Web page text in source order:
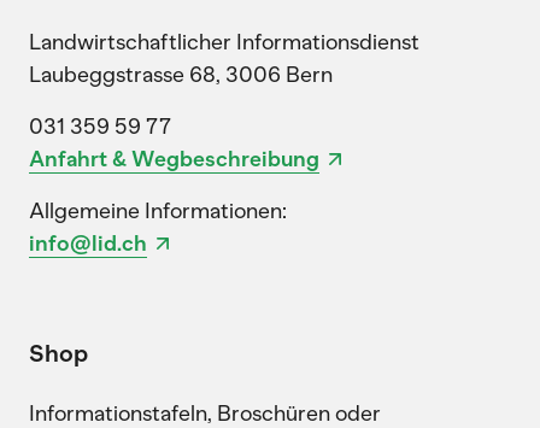
Landwirtschaftlicher Informationsdienst
Laubeggstrasse 68, 3006 Bern
031 359 59 77
Anfahrt & Wegbeschreibung
Allgemeine Informationen:
info@lid.ch
Shop
Informationstafeln, Broschüren oder